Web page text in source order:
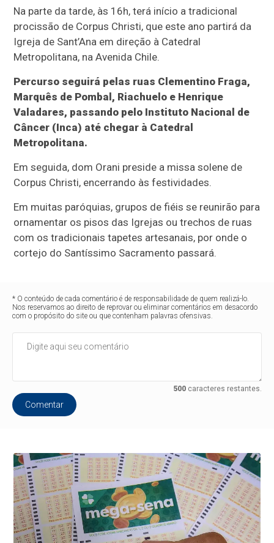
Na parte da tarde, às 16h, terá início a tradicional
procissão de Corpus Christi, que este ano partirá da
Igreja de Sant’Ana em direção à Catedral
Metropolitana, na Avenida Chile.
Percurso seguirá pelas ruas Clementino Fraga,
Marquês de Pombal, Riachuelo e Henrique
Valadares, passando pelo Instituto Nacional de
Câncer (Inca) até chegar à Catedral
Metropolitana.
Em seguida, dom Orani preside a missa solene de
Corpus Christi, encerrando às festividades.
Em muitas paróquias, grupos de fiéis se reunirão para
ornamentar os pisos das Igrejas ou trechos de ruas
com os tradicionais tapetes artesanais, por onde o
cortejo do Santíssimo Sacramento passará.
* O conteúdo de cada comentário é de responsabilidade de quem realizá-lo.
Nos reservamos ao direito de reprovar ou eliminar comentários em desacordo
com o propósito do site ou que contenham palavras ofensivas.
500caracteres restantes.
Comentar